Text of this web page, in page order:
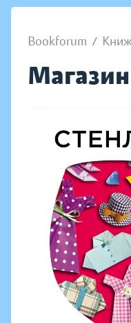
Bookforum /
Магазин